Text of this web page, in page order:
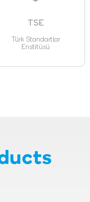
TSE
Türk Standartlar
Enstitüsü